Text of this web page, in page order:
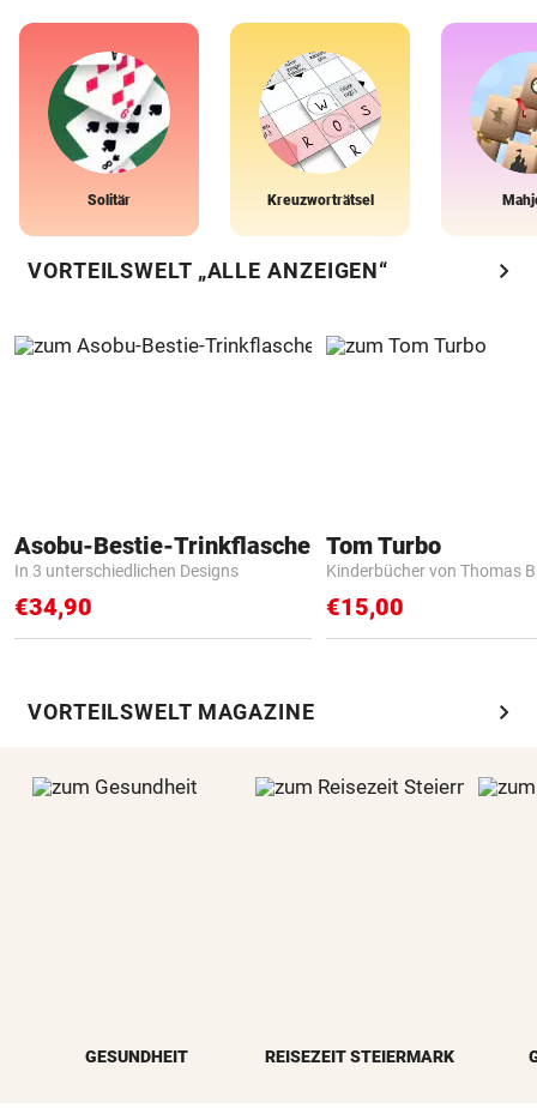
Solitär Kreuzworträtsel
VORTEILSWELT „ALLE ANZEIGEN“ chevron_right
Asobu-Bestie-Trinkflasche
In 3 unterschiedlichen Designs
€34,90
Tom Turbo
Kinderbücher von Thomas
€15,00
VORTEILSWELT MAGAZINE chevron_right
GESUNDHEIT REISEZEIT STEIERMARK